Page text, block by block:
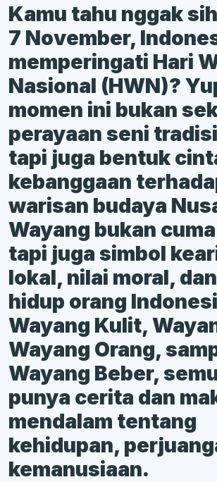
Kamu tahu nggak
7 November,
memperingati Hari
Nasional (HWN)?
momen ini bukan
perayaan seni
tapi juga bentuk
kebanggaan
warisan budaya
Wayang bukan
tapi juga simbol
lokal, nilai moral,
hidup orang
Wayang Kulit,
Wayang Orang,
Wayang Beber,
punya cerita dan
mendalam tentang
kehidupan,
kemanusiaan.